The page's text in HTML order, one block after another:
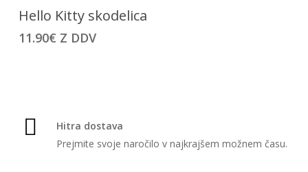
Izberite Možnosti
izdelek
ima
Hello Kitty skodelica
11.90€ Z DDV
Hitra dostava
Prejmite svoje naročilo v najkrajšem možnem času.